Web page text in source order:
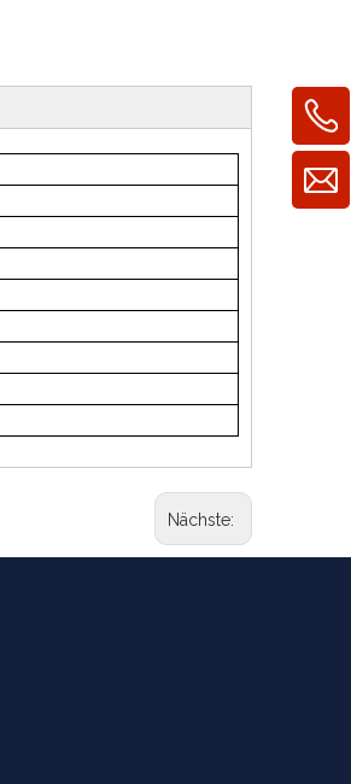
Nächste: